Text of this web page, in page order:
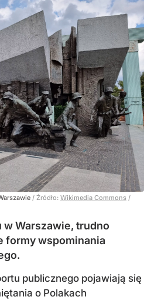
/ Źródło: Wikimedia Commons /
Warszawie, trudno
formy wspominania
publicznego pojawiają się
o Polakach